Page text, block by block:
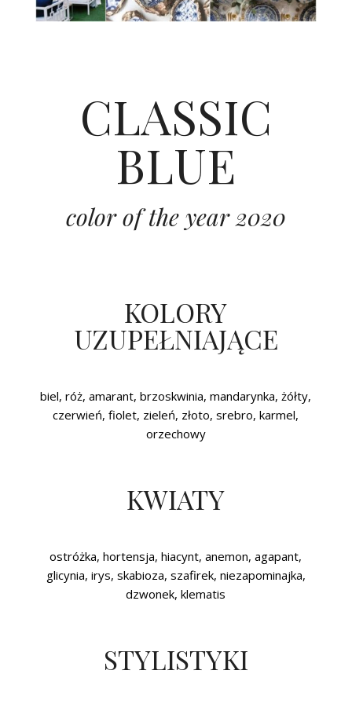
CLASSIC
BLUE
color of the year 2020
KOLORY
UZUPEŁNIAJĄCE
biel, róż, amarant, brzoskwinia, mandarynka, żółty,
czerwień, fiolet, zieleń, złoto, srebro, karmel,
orzechowy
KWIATY
ostróżka, hortensja, hiacynt, anemon, agapant,
glicynia, irys, skabioza, szafirek, niezapominajka,
dzwonek, klematis
STYLISTYKI